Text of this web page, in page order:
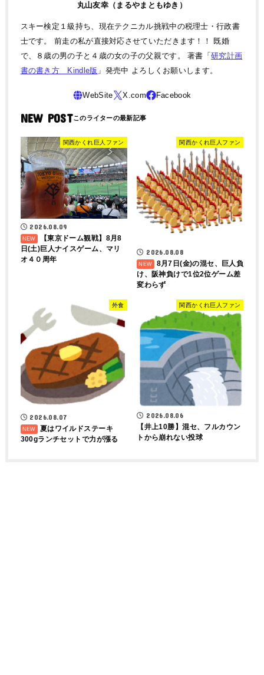
丸山友幸（まるやまともゆき）
スキー検定１級持ち、現在テクニカル挑戦中の税理士・行政書
士です。 前走の私が直接対応させていただきます！！ 既婚
で、８歳の男の子と４歳の女の子の父親です。 著書「研究計画
書の書き方 Kindle版 」発売中 よろしくお願いします。
NEW POST
関西かくれ巨人ファン
2026.08.09
【東京ドーム観戦】8月8
日(土)巨人ナイスゲーム、マリ
オ４０周年
関西かくれ巨人ファン
2026.08.08
8月7日(金)の混セ、巨人負
け、阪神負けで1位2位ゲーム差
変わらず
外食
2026.08.07
夏はワイルドステーキ
300gランチセットで力が漲る
関西かくれ巨人ファン
2026.08.06
【井上10勝】混セ、フルカウン
トから崩れない投球